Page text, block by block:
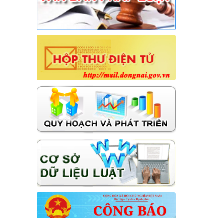
17/NQ-HĐND
Nghị quyết về điều chỉnh, không tiếp
tục thực hiện một số chỉ tiêu và bổ
sung giải pháp thực hiện kế hoạch
phát triển KTXH-QPAN năm 2026
trên địa bàn xã Hưng Thịnh
Thời gian đăng: 31/07/2026
lượt xem: 20 | lượt tải:12
18/NQ-HĐND
Nghị quyết về việc điều chỉnh, bổ
sung Kế hoạch đầu tư công năm
2026 (đợt 1) xã Hưng Thịnh
Thời gian đăng: 31/07/2026
lượt xem: 23 | lượt tải:12
14/NQ-HĐND
Nghị quyết về việc sắp xếp, tổ chức
lại các ấp trên địa bàn xã Hưng Thịnh
Thời gian đăng: 31/07/2026
lượt xem: 22 | lượt tải:11